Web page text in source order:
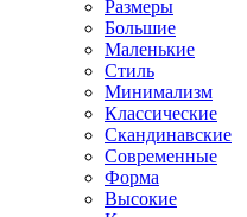
Размеры
Большие
Маленькие
Стиль
Минимализм
Классические
Скандинавские
Современные
Форма
Высокие